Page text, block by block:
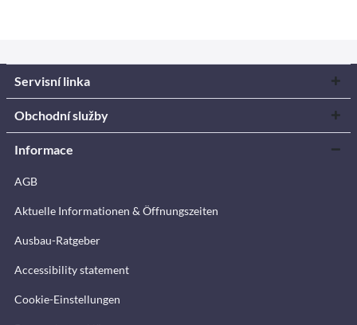
Servisní linka
Obchodní služby
Informace
AGB
Aktuelle Informationen & Öffnungszeiten
Ausbau-Ratgeber
Accessibility statement
Cookie-Einstellungen